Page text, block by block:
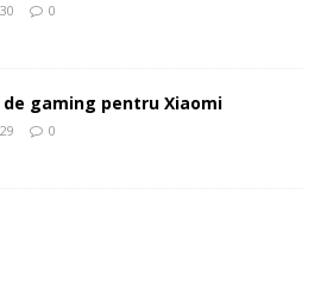
0
de gaming pentru Xiaomi
0